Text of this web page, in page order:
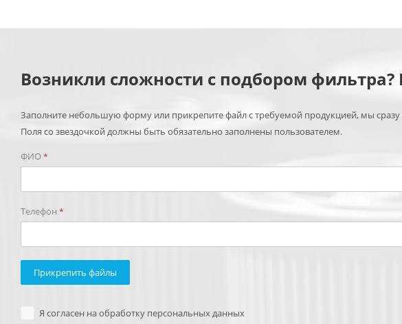
Возникли сложности с подбором
Заполните небольшую форму или прикрепите файл с требуемой продукцией, мы
Поля со звездочкой должны быть обязательно заполнены пользователем.
ФИО*
Телефон *
Прикрепить файлы
Я согласен на обработку персональных данных